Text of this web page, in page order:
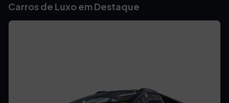
Carros de Luxo em Destaque